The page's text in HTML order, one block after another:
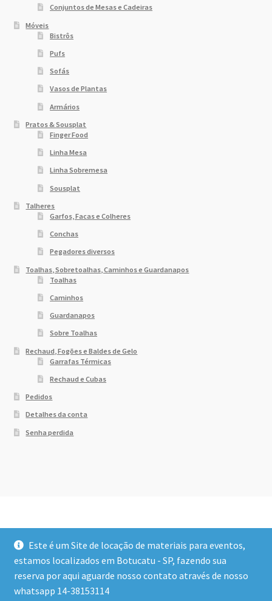
Este é um Site de locação de materiais para eventos,
estamos localizados em Botucatu - SP, fazendo sua
reserva por aqui aguarde nosso contato através de nosso
whatsapp 14-38153114
Conjuntos de Mesas e Cadeiras
Móveis
Bistrôs
Pufs
Sofás
Vasos de Plantas
Armários
Pratos & Sousplat
Finger Food
Linha Mesa
Linha Sobremesa
Sousplat
Talheres
Garfos, Facas e Colheres
Conchas
Pegadores diversos
Toalhas, Sobretoalhas, Caminhos e Guardanapos
Toalhas
Caminhos
Guardanapos
Sobre Toalhas
Rechaud, Fogões e Baldes de Gelo
Garrafas Térmicas
Rechaud e Cubas
Pedidos
Detalhes da conta
Senha perdida
© Dony Locações 2026
Built with WooCommerce